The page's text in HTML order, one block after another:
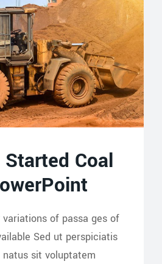
Started Coal
of passa ges of
Sed ut perspiciatis
sit voluptatem